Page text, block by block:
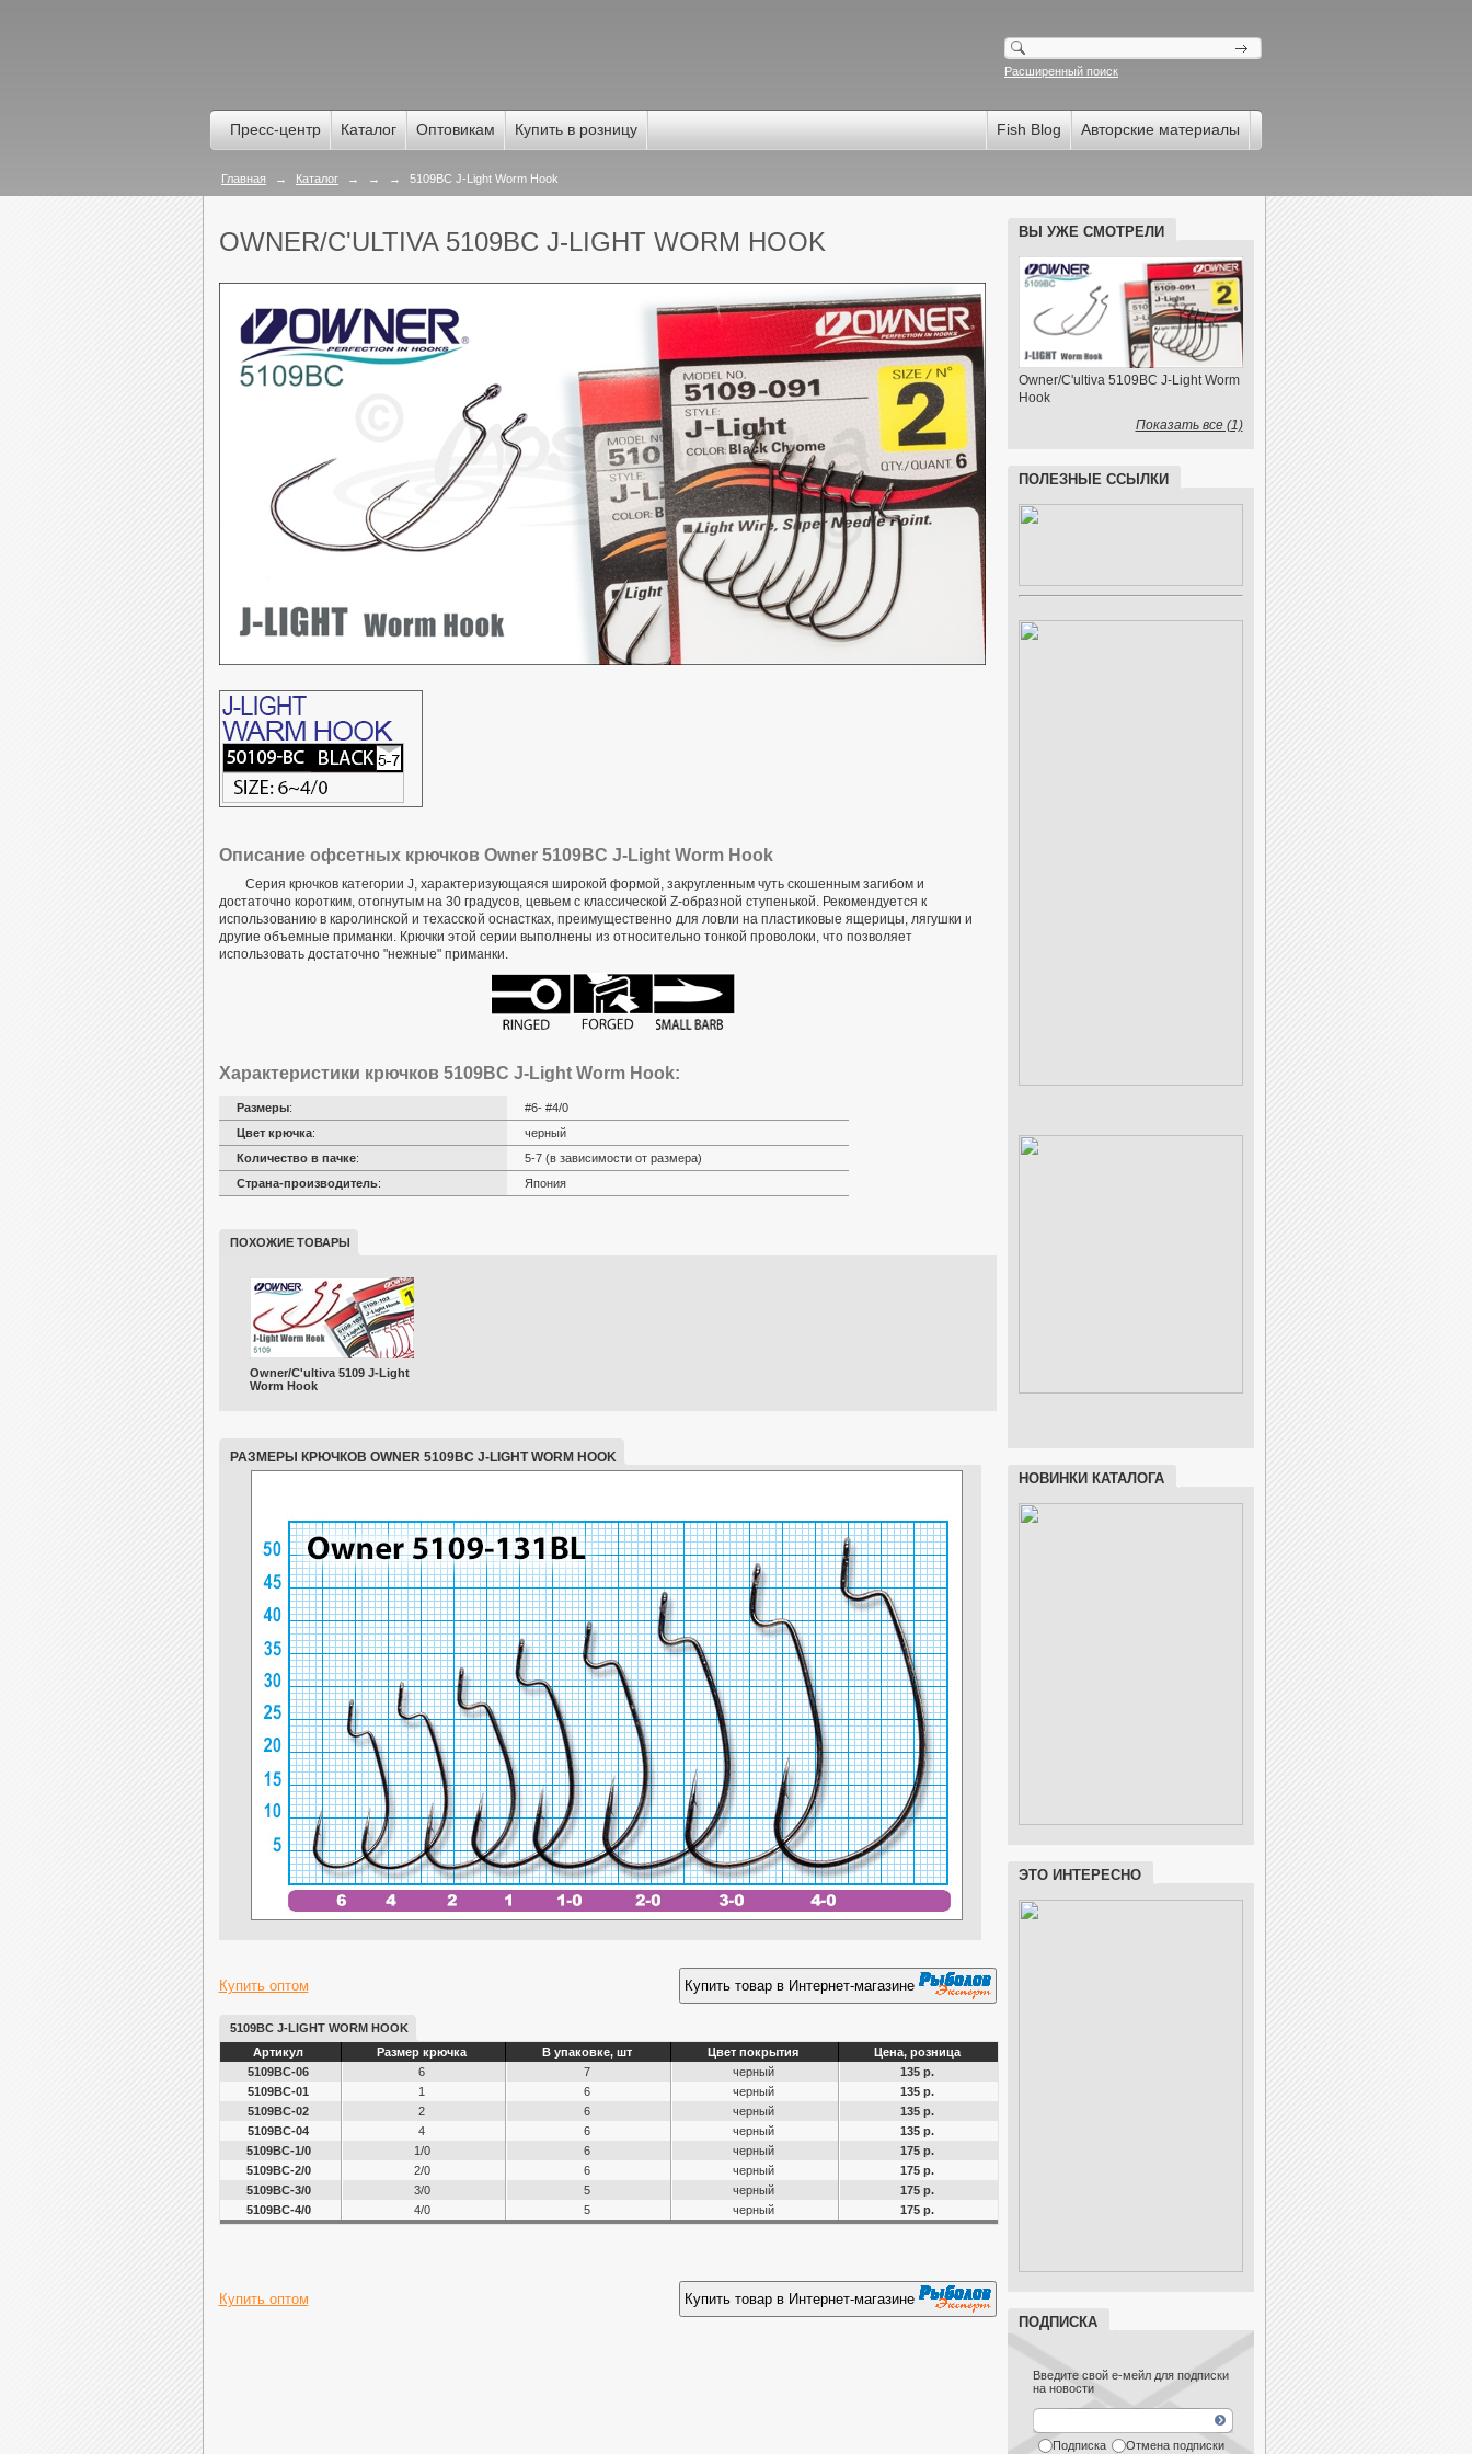
Расширенный поиск
Пресс-центр Каталог Оптовикам Купить в розницу Fish Blog Авторские материалы
Главная → Каталог → → → 5109BC J-Light Worm Hook
OWNER/C'ULTIVA 5109BC J-LIGHT WORM HOOK
Описание офсетных крючков Owner 5109BC J-Light Worm Hook
Серия крючков категории J, характеризующаяся широкой формой, закругленным чуть скошенным загибом и
достаточно коротким, отогнутым на 30 градусов, цевьем с классической Z-образной ступенькой. Рекомендуется к
использованию в каролинской и техасской оснастках, преимущественно для ловли на пластиковые ящерицы, лягушки и
другие объемные приманки. Крючки этой серии выполнены из относительно тонкой проволоки, что позволяет
использовать достаточно "нежные" приманки.
Характеристики крючков 5109BC J-Light Worm Hook:
Размеры:
#6- #4/0
Цвет крючка:
черный
Количество в пачке:
5-7 (в зависимости от размера)
Страна-производитель: Япония
ПОХОЖИЕ ТОВАРЫ
Owner/C'ultiva 5109 J-Light
Worm Hook
РАЗМЕРЫ КРЮЧКОВ OWNER 5109BC J-LIGHT WORM HOOK
Купить оптом Купить товар в Интернет-магазине
5109BC J-LIGHT WORM HOOK
Артикул
Размер крючка В упаковке, шт Цвет покрытия
Цена, розница
5109BC-06
6 7 черный
135 р.
5109ВC-01
1 6 черный
135 р.
5109ВC-02
2 6 черный
135 р.
5109ВC-04
4 6 черный
135 р.
5109ВC-1/0
1/0 6 черный
175 р.
5109ВC-2/0
2/0 6 черный
175 р.
5109ВC-3/0
3/0 5 черный
175 р.
5109ВC-4/0
4/0 5 черный 175 р.
Купить оптом Купить товар в Интернет-магазине
ВЫ УЖЕ СМОТРЕЛИ
Owner/C'ultiva 5109BC J-Light Worm
Hook
Показать все (1)
ПОЛЕЗНЫЕ ССЫЛКИ
НОВИНКИ КАТАЛОГА
ЭТО ИНТЕРЕСНО
ПОДПИСКА
Введите свой е-мейл для подписки
на новости
Подписка Отмена подписки